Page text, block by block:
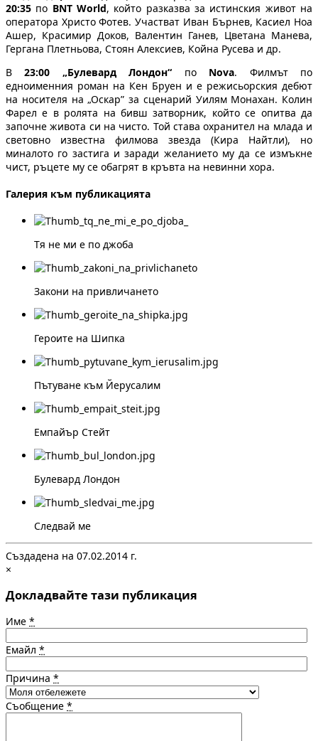
20:35 по BNT World, който разказва за истинския живот на
оператора Христо Фотев. Участват Иван Бърнев, Касиел Ноа
Ашер, Красимир Доков, Валентин Ганев, Цветана Манева,
Гергана Плетньова, Стоян Алексиев, Койна Русева и др.
В23:00 „Булевард Лондон“ по Nova. Филмът по
едноименния роман на Кен Бруен и е режисьорския дебют
на носителя на „Оскар” за сценарий Уилям Монахан. Колин
Фарел е в ролята на бивш затворник, който се опитва да
започне живота си на чисто. Той става охранител на млада и
световно известна филмова звезда (Кира Найтли), но
миналото го застига и заради желанието му да се измъкне
чист, ръцете му се обагрят в кръвта на невинни хора.
Галерия към публикацията
Тя не ми е по джоба
Закони на привличането
Героите на Шипка
Пътуване към Йерусалим
Емпайър Стейт
Булевард Лондон
Следвай ме
Създадена на 07.02.2014 г.
×
Докладвайте тази публикация
Име *
Емайл *
Причина *
Съобщение *